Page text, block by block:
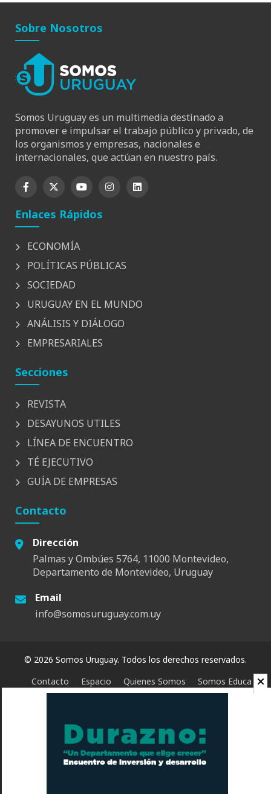
Sobre Nosotros
Somos Uruguay es un multimedia destinado a
promover e impulsar el trabajo público y privado, de
los organismos y empresas, nacionales e
internacionales, que actúan en nuestro país.
Enlaces Rápidos
ECONOMÍA
POLÍTICAS PÚBLICAS
SOCIEDAD
URUGUAY EN EL MUNDO
ANÁLISIS Y DIÁLOGO
EMPRESARIALES
Secciones
REVISTA
DESAYUNOS UTILES
LÍNEA DE ENCUENTRO
TÉ EJECUTIVO
GUÍA DE EMPRESAS
Contacto
Dirección
Palmas y Ombúes 5764, 11000 Montevideo,
Departamento de Montevideo, Uruguay
Email
info@somosuruguay.com.uy
© 2026 Somos Uruguay. Todos los derechos reservados.
Contacto
Espacio Quienes Somos Somos Educa